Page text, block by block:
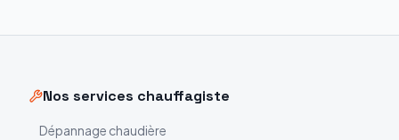
Nos services chauffagiste
Dépannage chaudière